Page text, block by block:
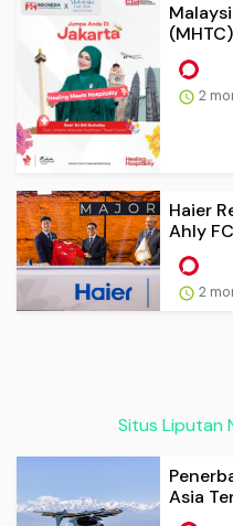
2
Haier
Ahly
2
Situs Liputan
Asia